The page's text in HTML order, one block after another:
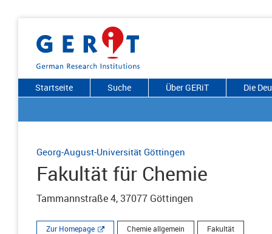
Startseite Suche Über GERiT Die
Georg-August-Universität Göttingen
Fakultät für Chemie
Tammannstraße 4, 37077 Göttingen
Zur Homepage Chemie allgemein Fakultät